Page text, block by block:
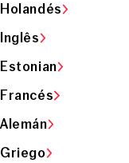
Holandés
Inglês
Estonian
Francés
Alemán
Griego